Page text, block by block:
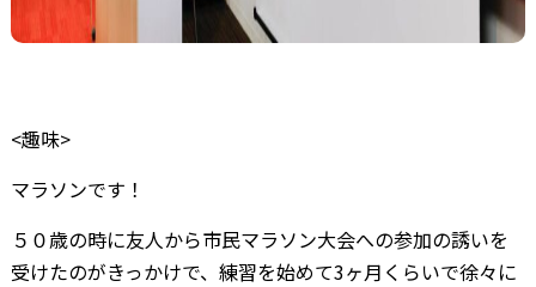
<趣味>
マラソンです！
５０歳の時に友人から市民マラソン大会への参加の誘いを
受けたのがきっかけで、練習を始めて3ヶ月くらいで徐々に